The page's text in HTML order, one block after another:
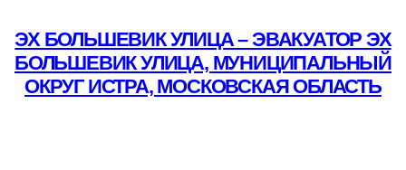
ЭХ БОЛЬШЕВИК УЛИЦА – ЭВАКУАТОР ЭХ
БОЛЬШЕВИК УЛИЦА, МУНИЦИПАЛЬНЫЙ
ОКРУГ ИСТРА, МОСКОВСКАЯ ОБЛАСТЬ